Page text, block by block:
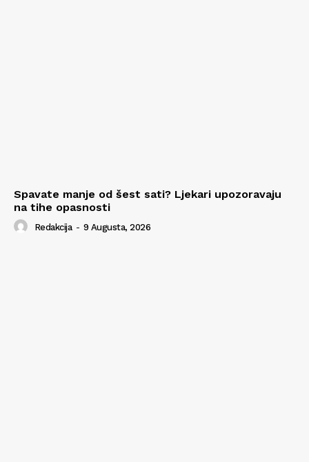
Spavate manje od šest sati? Ljekari upozoravaju
na tihe opasnosti
Redakcija - 9 Augusta, 2026